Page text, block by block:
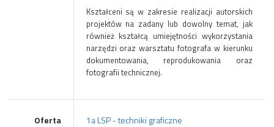
Kształceni są w zakresie realizacji autorskich
projektów na zadany lub dowolny temat, jak
również kształcą umiejętności wykorzystania
narzędzi oraz warsztatu fotografa w kierunku
dokumentowania, reprodukowania oraz
fotografii technicznej.
Oferta
1a LSP - techniki graficzne